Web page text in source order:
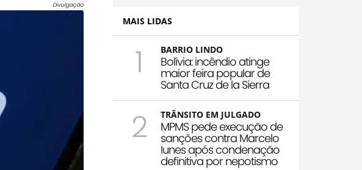
Divulgação
MAIS LIDAS
1 BARRIO LINDO
Bolívia: incêndio atinge
maior feira popular de
Santa Cruz de la Sierra
2 TRÂNSITO EM JULGADO
MPMS pede execução de
sanções contra Marcelo
Iunes após condenação
definitiva por nepotismo